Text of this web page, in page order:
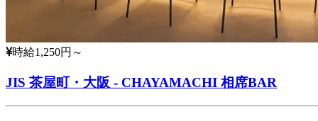
時給1,250円～
JIS 茶屋町・大阪 - CHAYAMACHI 相席BAR